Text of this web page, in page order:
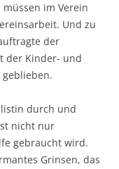
im Verein
Und zu
der
der Kinder- und
durch und
nicht nur
gebraucht wird.
Grinsen, das